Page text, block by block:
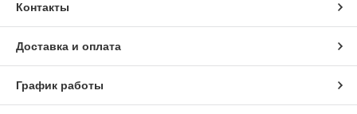
Контакты
Доставка и оплата
График работы